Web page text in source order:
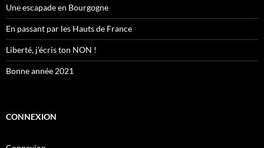
Une escapade en Bourgogne
En passant par les Hauts de France
Liberté, j’écris ton NON !
Bonne année 2021
CONNEXION